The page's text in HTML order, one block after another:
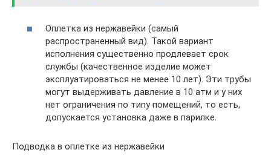
Оплетка из нержавейки (самый
распространенный вид). Такой вариант
исполнения существенно продлевает срок
службы (качественное изделие может
эксплуатироваться не менее 10 лет). Эти трубы
могут выдерживать давление в 10 атм и у них
нет ограничения по типу помещений, то есть,
допускается установка даже в парилке.
Подводка в оплетке из нержавейки